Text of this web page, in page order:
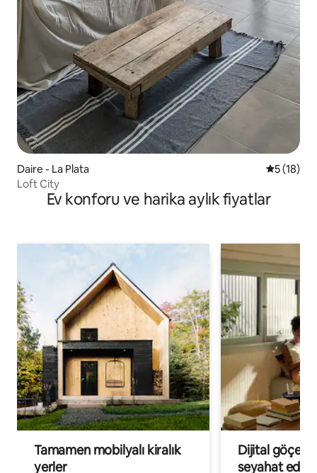
Daire - La Plata 55 (18)
Loft City
Ev konforu ve harika aylık fiyatlar
Tamamen mobilyalı kiralık
yerler
Dijital
seyahat eden